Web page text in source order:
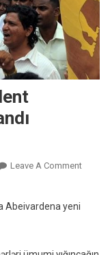
Leave A CommentOn
Abeivardena yeni